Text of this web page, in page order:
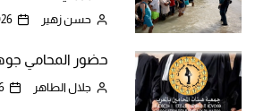
حسن زهير
حضور المحامي
جلال الطاهر